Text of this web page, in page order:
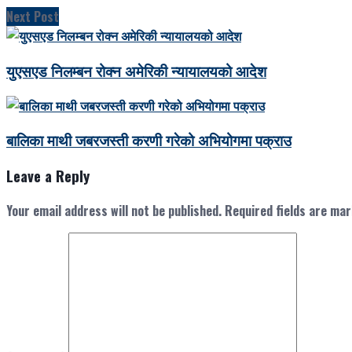
Next Post
युएसएड निलम्बन रोक्न अमेरिकी न्यायालयको आदेश
बालिका माथी जबरजस्ती करणी गरेको अभियोगमा पक्राउ
Leave a Reply
Your email address will not be published. Required fields are